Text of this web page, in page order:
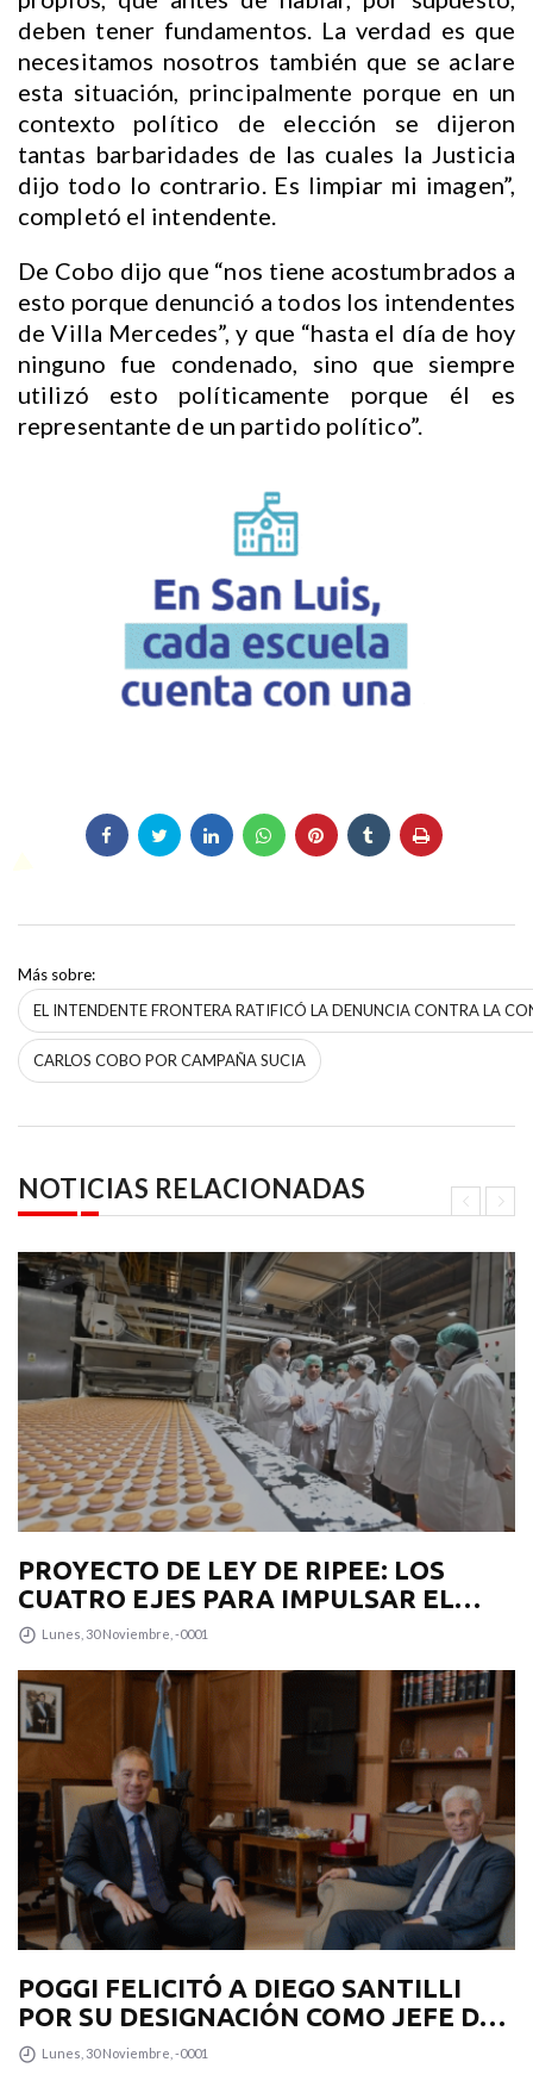
deben tener fundamentos. La verdad es que
necesitamos nosotros también que se aclare
esta situación, principalmente porque en un
contexto político de elección se dijeron
tantas barbaridades de las cuales la Justicia
dijo todo lo contrario. Es limpiar mi imagen”,
completó el intendente.
De Cobo dijo que “nos tiene acostumbrados a
esto porque denunció a todos los intendentes
de Villa Mercedes”, y que “hasta el día de hoy
ninguno fue condenado, sino que siempre
utilizó esto políticamente porque él es
representante de un partido político”.
Más sobre:
EL INTENDENTE FRONTERA RATIFICÓ LA DENUNCIA CONTRA LA
CARLOS COBO POR CAMPAÑA SUCIA
NOTICIAS RELACIONADAS
PROYECTO DE LEY DE RIPEE: LOS
CUATRO EJES PARA IMPULSAR EL
DESARROLLO PRODUCTIVO EN LA
Lunes, 30 Noviembre, -0001
POGGI FELICITÓ A DIEGO SANTILLI
POR SU DESIGNACIÓN COMO JEFE DE
GABINETE
Lunes, 30 Noviembre, -0001